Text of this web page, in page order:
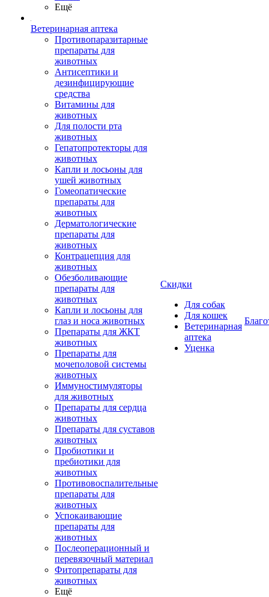
Ещё
Ветеринарная аптека
Противопаразитарные
препараты для
животных
Антисептики и
дезинфицирующие
средства
Витамины для
животных
Для полости рта
животных
Гепатопротекторы для
животных
Капли и лосьоны для
ушей животных
Гомеопатические
препараты для
животных
Дерматологические
препараты для
животных
Контрацепция для
животных
Обезболивающие
препараты для
животных
Капли и лосьоны для
глаз и носа животных
Препараты для ЖКТ
животных
Препараты для
мочеполовой системы
животных
Иммуностимуляторы
для животных
Препараты для сердца
животных
Препараты для суставов
животных
Пробиотики и
пребиотики для
животных
Противовоспалительные
препараты для
животных
Успокаивающие
препараты для
животных
Послеоперационный и
перевязочный материал
Фитопрепараты для
животных
Ещё
Скидки
Для собак
Для кошек
Ветеринарная
аптека
Уценка